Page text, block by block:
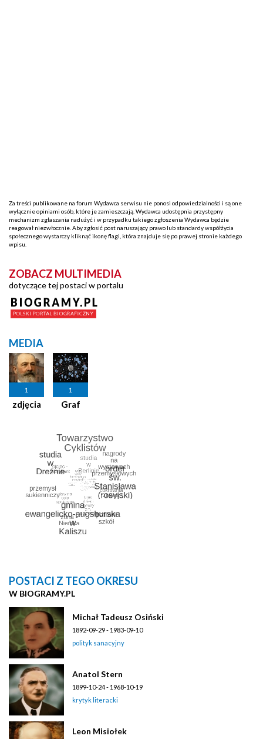
Za treści publikowane na forum Wydawca serwisu nie ponosi odpowiedzialności i są one
wyłącznie opiniami osób, które je zamieszczają. Wydawca udostępnia przystępny
mechanizm zgłaszania nadużyć i w przypadku takiego zgłoszenia Wydawca będzie
reagował niezwłocznie. Aby zgłosić post naruszający prawo lub standardy współżycia
społecznego wystarczy kliknąć ikonę flagi, która znajduje się po prawej stronie każdego
wpisu.
ZOBACZ MULTIMEDIA
dotyczące tej postaci w portalu
MEDIA
1
zdjęcia
1
Graf
POSTACI Z TEGO OKRESU
W BIOGRAMY.PL
Michał Tadeusz Osiński
1892-09-29 - 1983-09-10
polityk sanacyjny
Anatol Stern
1899-10-24 - 1968-10-19
krytyk literacki
Leon Misiołek